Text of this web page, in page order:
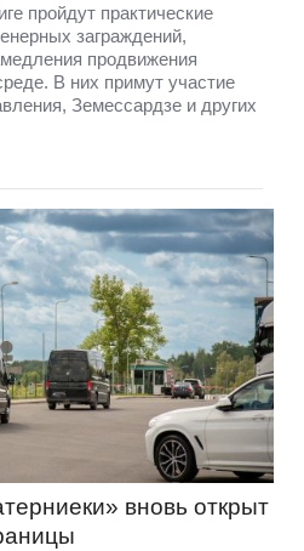
пройдут практические
заграждений,
продвижения
В них примут участие
Земессардзе и других
вновь открыт